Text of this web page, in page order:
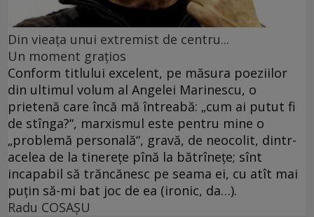
Din vieaţa unui extremist de centru...
Un moment graţios
Conform titlului excelent, pe măsura poeziilor
din ultimul volum al Angelei Marinescu, o
prietenă care încă mă întreabă: „cum ai putut fi
de stînga?“, marxismul este pentru mine o
„problemă personală“, gravă, de neocolit, dintr-
acelea de la tinereţe pînă la bătrîneţe; sînt
incapabil să trăncănesc pe seama ei, cu atît mai
puţin să-mi bat joc de ea (ironic, da…).
Radu COSAŞU